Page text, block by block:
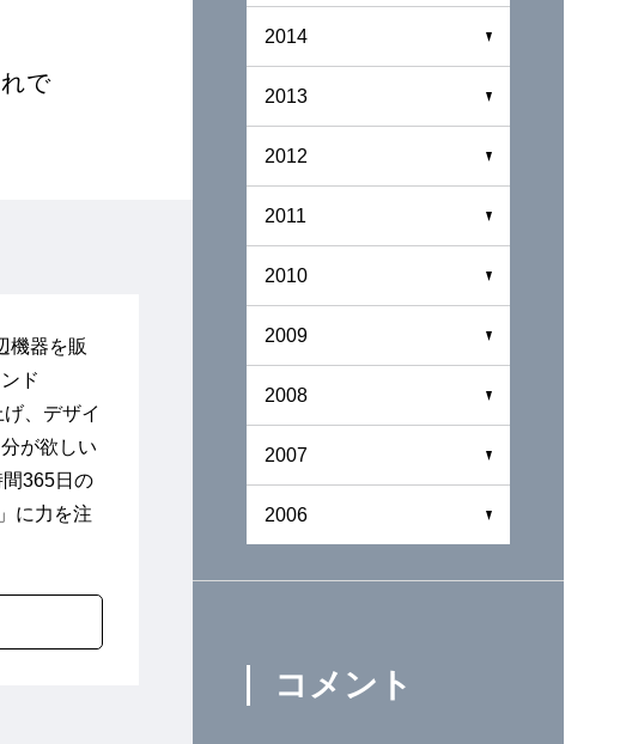
で
機器を販
ド
、デザイ
が欲しい
間365日の
」に力を注
2014
2013
2012
2011
2010
2009
2008
2007
2006
コメント